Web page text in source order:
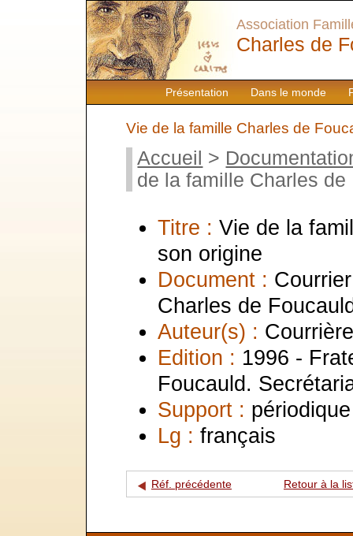
Présentation Dans le monde
Association
Charles de
Vie de la famille Charles de
Accueil >
de la famille Charles
Titre : Vie de la
son origine
Document :
Charles de
Auteur(s) :
Edition : 1996 -
Foucauld.
Support : périodique
Lg : français
Réf. précédente Retour à la